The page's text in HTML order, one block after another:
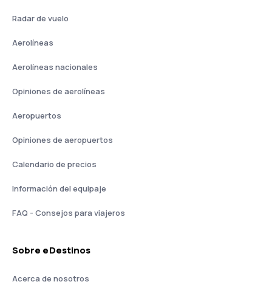
Radar de vuelo
Aerolíneas
Aerolíneas nacionales
Opiniones de aerolíneas
Aeropuertos
Opiniones de aeropuertos
Calendario de precios
Información del equipaje
FAQ - Consejos para viajeros
Sobre eDestinos
Acerca de nosotros